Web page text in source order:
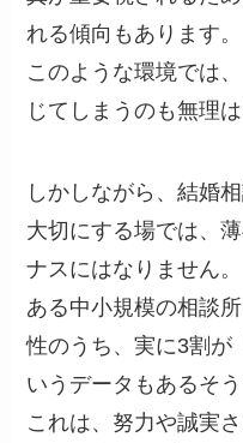
れる傾向もあります。
このような環境では
じてしまうのも無理
しかしながら、結婚
大切にする場では、
ナスにはなりません。
ある中小規模の相談
性のうち、実に3割が
いうデータもあるそう
これは、努力や誠実